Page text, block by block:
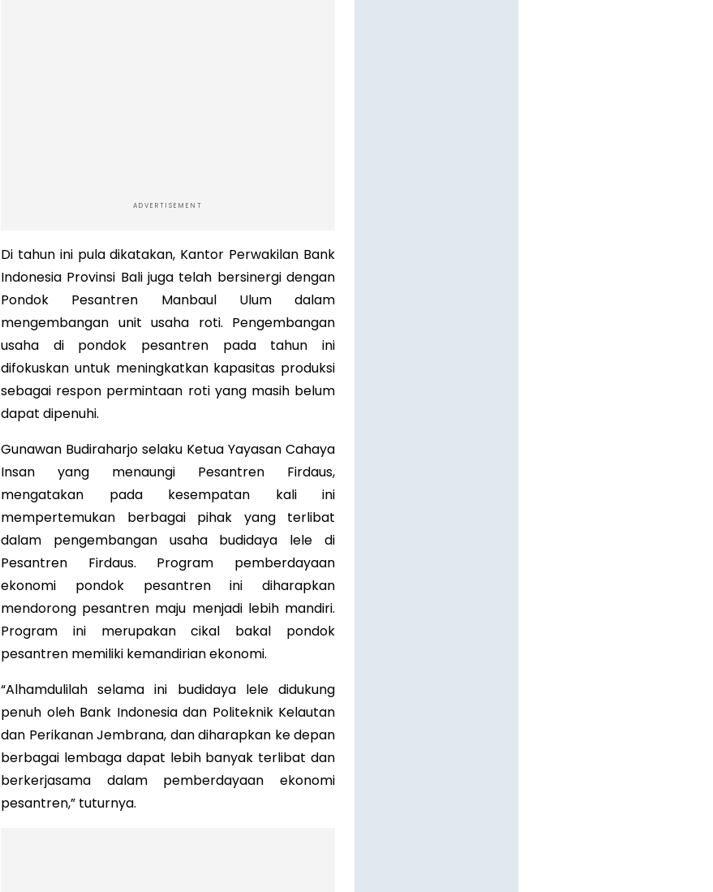
ADVERTISEMENT
Di tahun ini pula dikatakan, Kantor Perwakilan Bank
Indonesia Provinsi Bali juga telah bersinergi dengan
Pondok Pesantren Manbaul Ulum dalam
mengembangan unit usaha roti. Pengembangan
usaha di pondok pesantren pada tahun ini
difokuskan untuk meningkatkan kapasitas produksi
sebagai respon permintaan roti yang masih belum
dapat dipenuhi.
Gunawan Budiraharjo selaku Ketua Yayasan Cahaya
Insan yang menaungi Pesantren Firdaus,
mengatakan pada kesempatan kali ini
mempertemukan berbagai pihak yang terlibat
dalam pengembangan usaha budidaya lele di
Pesantren Firdaus. Program pemberdayaan
ekonomi pondok pesantren ini diharapkan
mendorong pesantren maju menjadi lebih mandiri.
Program ini merupakan cikal bakal pondok
pesantren memiliki kemandirian ekonomi.
“Alhamdulilah selama ini budidaya lele didukung
penuh oleh Bank Indonesia dan Politeknik Kelautan
dan Perikanan Jembrana, dan diharapkan ke depan
berbagai lembaga dapat lebih banyak terlibat dan
berkerjasama dalam pemberdayaan ekonomi
pesantren,” tuturnya.